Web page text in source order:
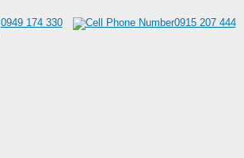
0949 174 330 0915 207 444